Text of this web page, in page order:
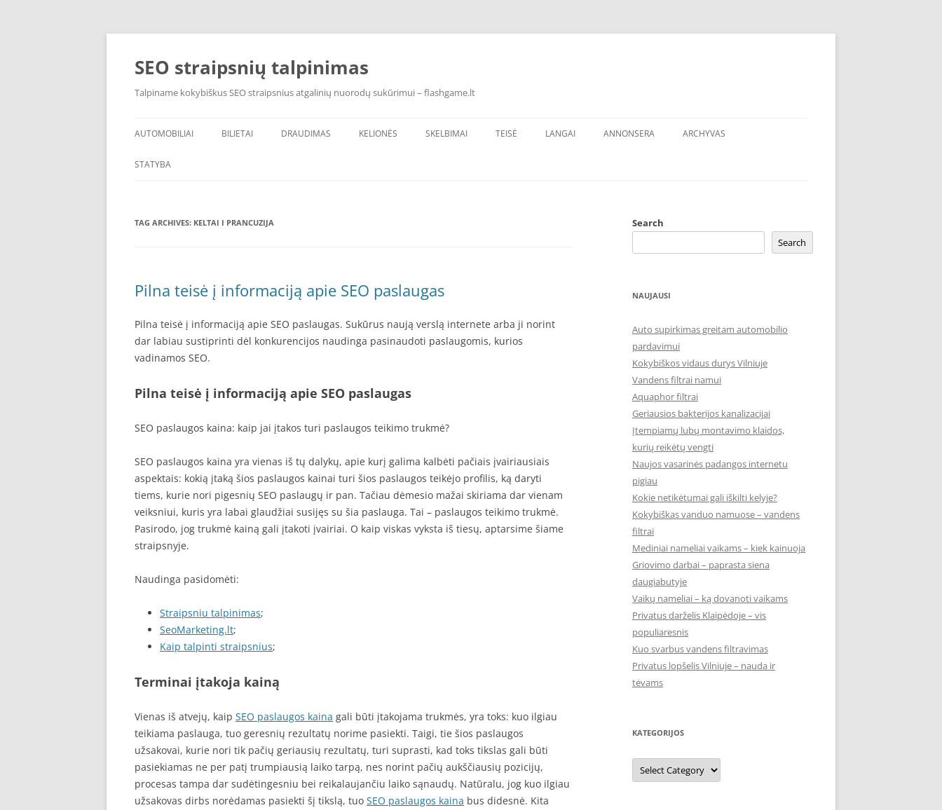
Skip
SEO straipsnių talpinimas
Talpiname kokybiškus SEO straipsnius atgalinių nuorodų sukūrimui – flashgame.lt
AUTOMOBILIAI BILIETAI DRAUDIMAS KELIONĖS SKELBIMAI TEISĖ LANGAI ANNONSERA ARCHYVAS
STATYBA
TAG ARCHIVES: KELTAI I PRANCUZIJA
Pilna teisė į informaciją apie SEO paslaugas
Pilna teisė į informaciją apie SEO paslaugas. Sukūrus naują verslą internete arba ji norint
dar labiau sustiprinti dėl konkurencijos naudinga pasinaudoti paslaugomis, kurios
vadinamos SEO.
Pilna teisė į informaciją apie SEO paslaugas
SEO paslaugos kaina: kaip jai įtakos turi paslaugos teikimo trukmė?
SEO paslaugos kaina yra vienas iš tų dalykų, apie kurį galima kalbėti pačiais įvairiausiais
aspektais: kokią įtaką šios paslaugos kainai turi šios paslaugos teikėjo profilis, ką daryti
tiems, kurie nori pigesnių SEO paslaugų ir pan. Tačiau dėmesio mažai skiriama dar vienam
veiksniui, kuris yra labai glaudžiai susijęs su šia paslauga. Tai – paslaugos teikimo trukmė.
Pasirodo, jog trukmė kainą gali įtakoti įvairiai. O kaip viskas vyksta iš tiesų, aptarsime šiame
straipsnyje.
Naudinga pasidomėti:
Straipsniu talpinimas;
SeoMarketing.lt;
Kaip talpinti straipsnius;
Terminai įtakoja kainą
Vienas iš atvejų, kaip SEO paslaugos kaina gali būti įtakojama trukmės, yra toks: kuo ilgiau
teikiama paslauga, tuo geresnių rezultatų norime pasiekti. Taigi, tie šios paslaugos
užsakovai, kurie nori tik pačių geriausių rezultatų, turi suprasti, kad toks tikslas gali būti
pasiekiamas ne per patį trumpiausią laiko tarpą, nes norint pačių aukščiausių pozicijų,
procesas tampa dar sudėtingesniu bei reikalaujančiu laiko sąnaudų. Natūralu, jog kuo ilgiau
užsakovas dirbs norėdamas pasiekti šį tikslą, tuo SEO paslaugos kaina bus didesnė. Kita
Search
Search
NAUJAUSI
Auto supirkimas greitam automobilio
pardavimui
Kokybiškos vidaus durys Vilniuje
Vandens filtrai namui
Aquaphor filtrai
Geriausios bakterijos kanalizacijai
Įtempiamų lubų montavimo klaidos,
kurių reikėtų vengti
Naujos vasarinės padangos internetu
pigiau
Kokie netikėtumai gali iškilti kelyje?
Kokybiškas vanduo namuose – vandens
filtrai
Mediniai nameliai vaikams – kiek kainuoja
Griovimo darbai – paprasta siena
daugiabutyje
Vaikų nameliai – ką dovanoti vaikams
Privatus darželis Klaipėdoje – vis
populiaresnis
Kuo svarbus vandens filtravimas
Privatus lopšelis Vilniuje – nauda ir
tėvams
KATEGORIJOS
Kategorijos